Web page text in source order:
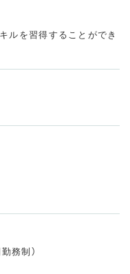
ルを習得することができ
務制）